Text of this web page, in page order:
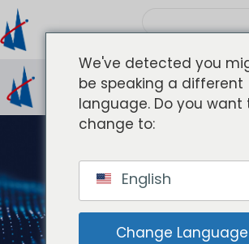
产品中心
We've detected you
be speaking a different
language. Do you want
change to:
English
Change Language